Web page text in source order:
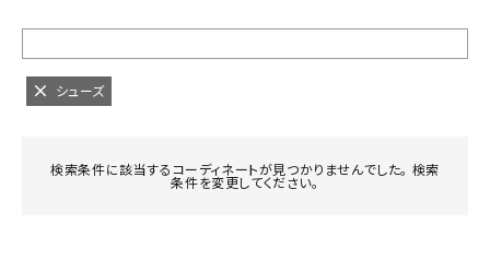
シューズ
検索条件に該当するコーディネートが見つかりませんでした。 検索
条件を変更してください。